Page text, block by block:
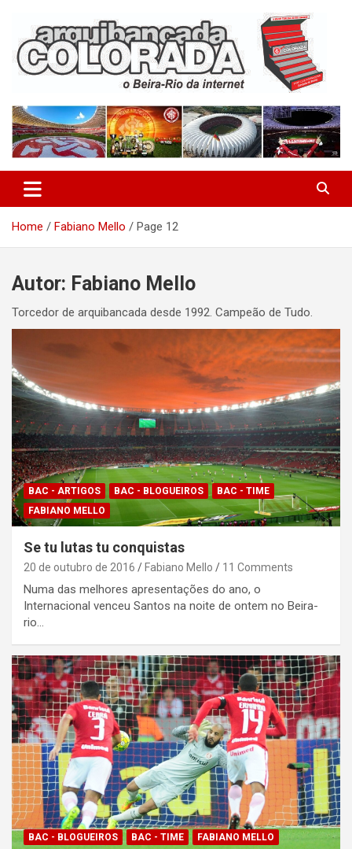
content
Arquibancada Colorada
Home Fabiano Mello Page 12
Autor: Fabiano Mello
Torcedor de arquibancada desde 1992. Campeão de Tudo.
BAC - ARTIGOS BAC - BLOGUEIROS
BAC - TIME
FABIANO MELLO
Se tu lutas tu conquistas
20 de outubro de 2016 Fabiano Mello 11 Comments
Numa das melhores apresentações do ano, o
Internacional venceu Santos na noite de ontem no Beira-
rio…
BAC - BLOGUEIROS BAC - TIME FABIANO MELLO